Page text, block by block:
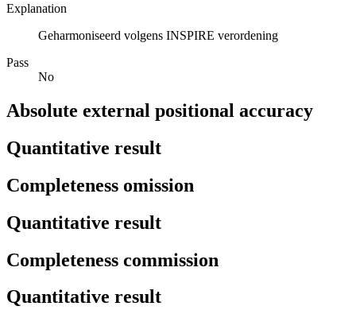
Explanation
Geharmoniseerd volgens INSPIRE verordening
Pass
No
Absolute external positional accuracy
Quantitative result
Completeness omission
Quantitative result
Completeness commission
Quantitative result